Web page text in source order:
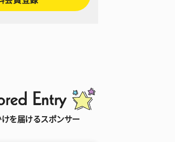
を届けるスポンサー